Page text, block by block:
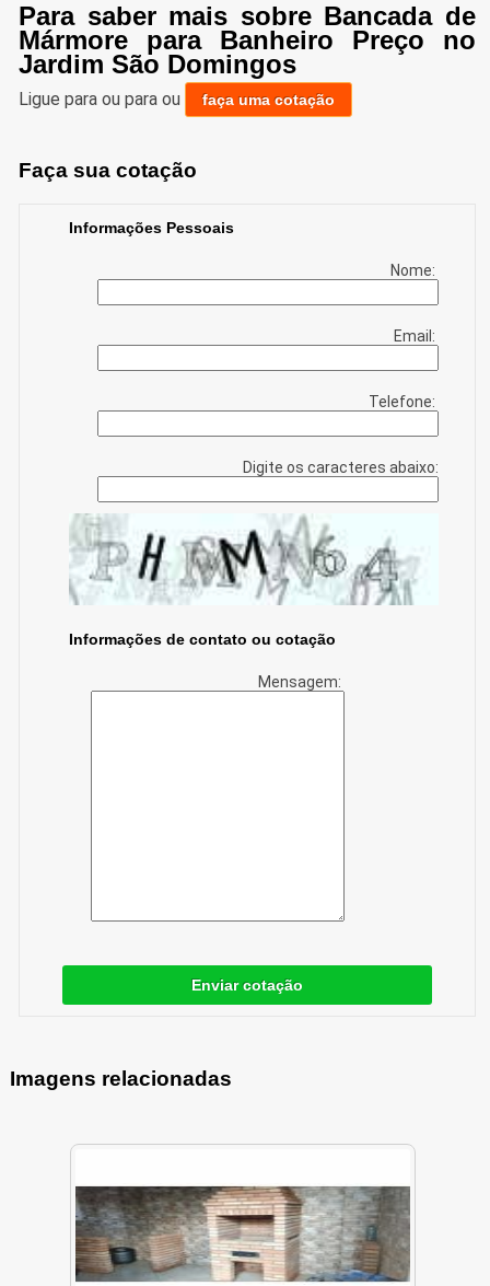
Para saber mais sobre Bancada de
Mármore para Banheiro Preço no
Jardim São Domingos
Ligue paraou paraou faça uma cotação
Faça sua cotação
Informações Pessoais
Nome:
Email:
Telefone:
Digite os caracteres abaixo:
Informações de contato ou cotação
Mensagem:
Enviar cotação
Imagens relacionadas